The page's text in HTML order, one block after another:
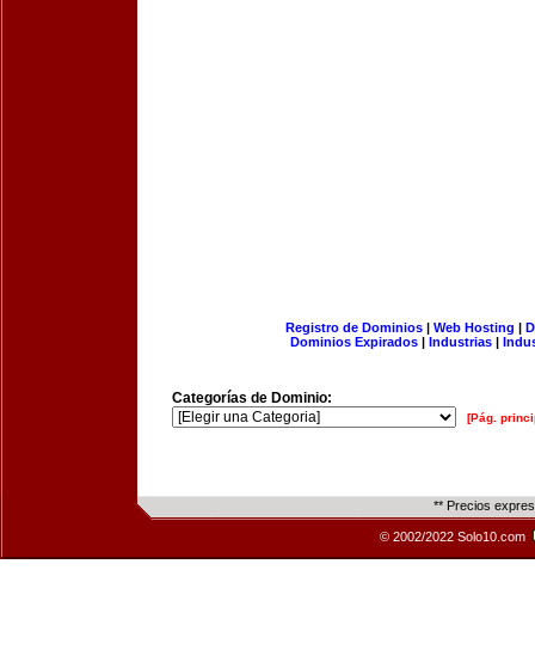
Registro de Dominios| Web Hosting |
Dominios Expirados | Industrias |
Categorías de Dominio:
[Pág.
** Precios
© 2002/2022 Solo10.com